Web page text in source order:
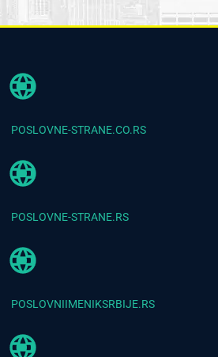
POSLOVNE-STRANE.CO.RS
POSLOVNE-STRANE.RS
POSLOVNIIMENIKSRBIJE.RS